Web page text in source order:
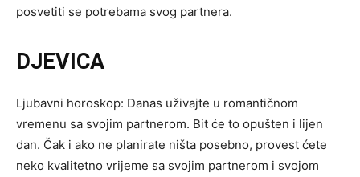
posvetiti se potrebama svog partnera.
DJEVICA
Ljubavni horoskop: Danas uživajte u romantičnom
vremenu sa svojim partnerom. Bit će to opušten i lijen
dan. Čak i ako ne planirate ništa posebno, provest ćete
neko kvalitetno vrijeme sa svojim partnerom i svojom